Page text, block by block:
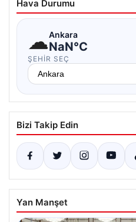
Hava Durumu
☁Ankara
NaN°C
ŞEHIR SEÇ
Bizi Takip Edin
Yan Manşet